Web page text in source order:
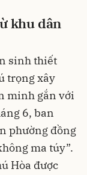
khu dân
sinh thiết
trọng xây
minh gắn với
6, ban
phường đồng
ma túy”.
Hòa được